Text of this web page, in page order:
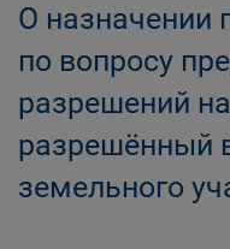
О назначении
по вопросу
разрешений
разрешённый
земельного